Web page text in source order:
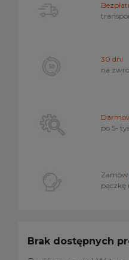
30 dni
na
po 5-
paczkę
Brak dostępnych